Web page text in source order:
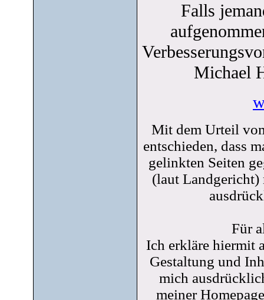
Falls
Michael
Mit dem Urteil
entschieden, dass
gelinkten Seiten
(laut Landgericht)
Für
Ich erkläre hiermit
Gestaltung und
mich
meiner